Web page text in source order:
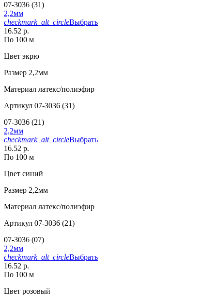
07-3036 (31)
2,2мм
checkmark_alt_circleВыбрать
16.52 р.
По 100 м
Цвет экрю
Размер 2,2мм
Материал латекс/полиэфир
Артикул 07-3036 (31)
07-3036 (21)
2,2мм
checkmark_alt_circleВыбрать
16.52 р.
По 100 м
Цвет синий
Размер 2,2мм
Материал латекс/полиэфир
Артикул 07-3036 (21)
07-3036 (07)
2,2мм
checkmark_alt_circleВыбрать
16.52 р.
По 100 м
Цвет розовый